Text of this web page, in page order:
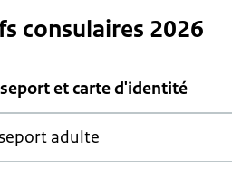
consulaires 2026
et carte d'identité
adulte